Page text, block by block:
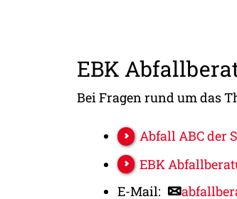
EBK
Bei Fragen rund um das
Abfall ABC der
EBK
E-Mail: